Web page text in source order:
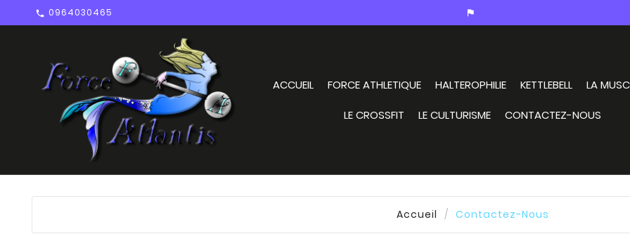
 0964030465 assistant_photo
ACCUEIL FORCE ATHLETIQUE HALTEROPHILIE KETTLEBELL LA
LE CROSSFIT LE CULTURISME CONTACTEZ-NOUS
Accueil Contactez-Nous